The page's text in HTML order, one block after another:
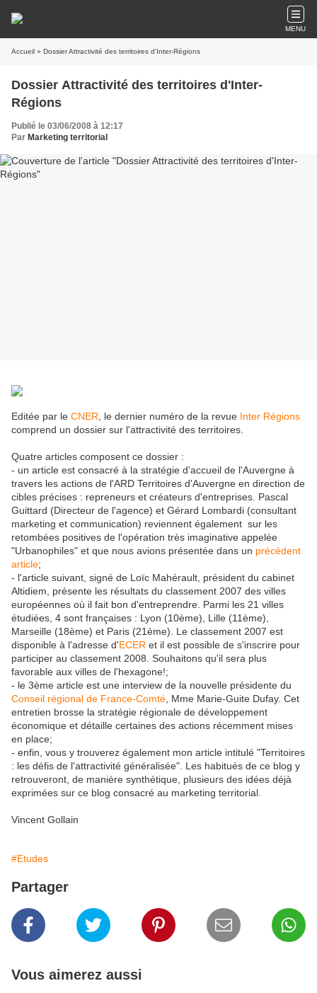
MENU
Accueil » Dossier Attractivité des territoires d'Inter-Régions
Dossier Attractivité des territoires d'Inter-
Régions
Publié le 03/06/2008 à 12:17
Par Marketing territorial
Editée par le CNER , le dernier numéro de la revue Inter Régions
comprend un dossier sur l'attractivité des territoires.
Quatre articles composent ce dossier :
- un article est consacré à la stratégie d'accueil de l'Auvergne à
travers les actions de l'ARD Territoires d'Auvergne en direction de
cibles précises : repreneurs et créateurs d'entreprises. Pascal
Guittard (Directeur de l'agence) et Gérard Lombardi (consultant
marketing et communication) reviennent également sur les
retombées positives de l'opération très imaginative appelée
"Urbanophiles" et que nous avions présentée dans un précédent
article;
- l'article suivant, signé de Loïc Mahérault, président du cabinet
Altidiem, présente les résultats du classement 2007 des villes
européennes où il fait bon d'entreprendre. Parmi les 21 villes
étudiées, 4 sont françaises : Lyon (10ème), Lille (11ème),
Marseille (18ème) et Paris (21ème). Le classement 2007 est
disponible à l'adresse d'ECER et il est possible de s'inscrire pour
participer au classement 2008. Souhaitons qu'il sera plus
favorable aux villes de l'hexagone!;
- le 3ème article est une interview de la nouvelle présidente du
Conseil régional de France-Comté , Mme Marie-Guite Dufay. Cet
entretien brosse la stratégie régionale de développement
économique et détaille certaines des actions récemment mises
en place;
- enfin, vous y trouverez également mon article intitulé "Territoires
: les défis de l'attractivité généralisée". Les habitués de ce blog y
retrouveront, de manière synthétique, plusieurs des idées déjà
exprimées sur ce blog consacré au marketing territorial.
Vincent Gollain
#Etudes
Partager
Vous aimerez aussi